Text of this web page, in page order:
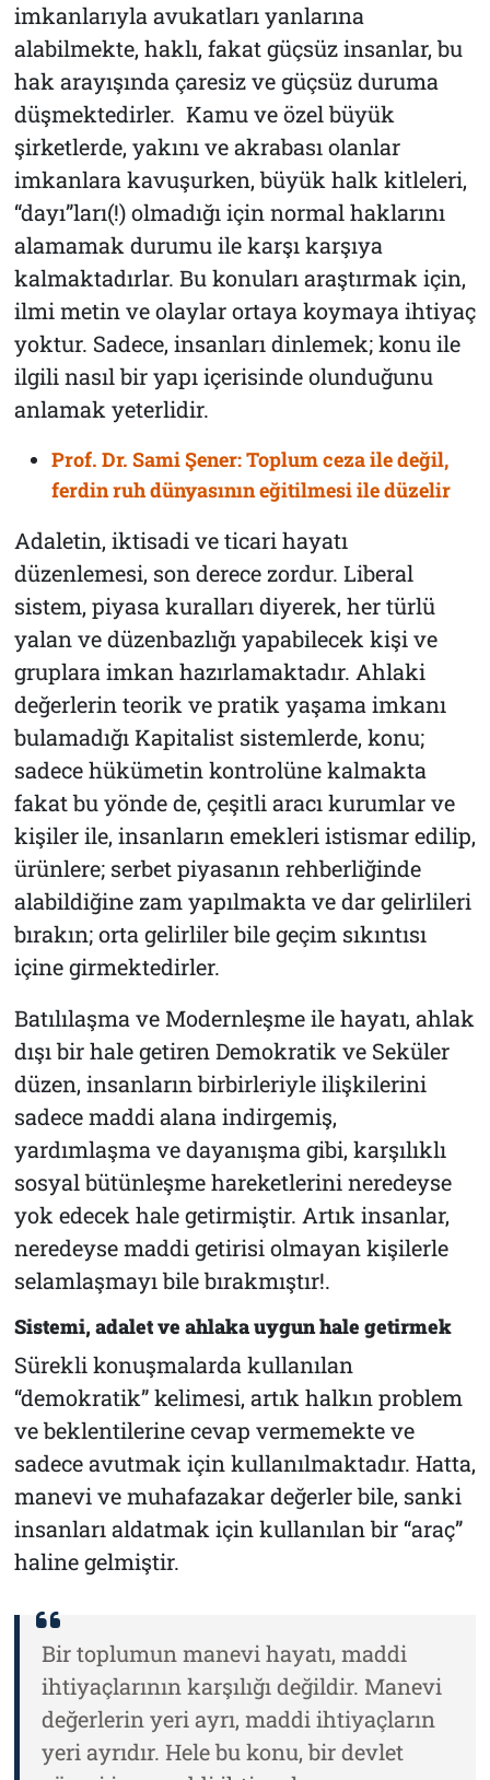
imkanlarıyla avukatları yanlarına
alabilmekte, haklı, fakat güçsüz insanlar, bu
hak arayışında çaresiz ve güçsüz duruma
düşmektedirler. Kamu ve özel büyük
şirketlerde, yakını ve akrabası olanlar
imkanlara kavuşurken, büyük halk kitleleri,
“dayı”ları(!) olmadığı için normal haklarını
alamamak durumu ile karşı karşıya
kalmaktadırlar. Bu konuları araştırmak için,
ilmi metin ve olaylar ortaya koymaya ihtiyaç
yoktur. Sadece, insanları dinlemek; konu ile
ilgili nasıl bir yapı içerisinde olunduğunu
anlamak yeterlidir.
Prof. Dr. Sami Şener: Toplum ceza ile değil,
ferdin ruh dünyasının eğitilmesi ile düzelir
Adaletin, iktisadi ve ticari hayatı
düzenlemesi, son derece zordur. Liberal
sistem, piyasa kuralları diyerek, her türlü
yalan ve düzenbazlığı yapabilecek kişi ve
gruplara imkan hazırlamaktadır. Ahlaki
değerlerin teorik ve pratik yaşama imkanı
bulamadığı Kapitalist sistemlerde, konu;
sadece hükümetin kontrolüne kalmakta
fakat bu yönde de, çeşitli aracı kurumlar ve
kişiler ile, insanların emekleri istismar edilip,
ürünlere; serbet piyasanın rehberliğinde
alabildiğine zam yapılmakta ve dar gelirlileri
bırakın; orta gelirliler bile geçim sıkıntısı
içine girmektedirler.
Batılılaşma ve Modernleşme ile hayatı, ahlak
dışı bir hale getiren Demokratik ve Seküler
düzen, insanların birbirleriyle ilişkilerini
sadece maddi alana indirgemiş,
yardımlaşma ve dayanışma gibi, karşılıklı
sosyal bütünleşme hareketlerini neredeyse
yok edecek hale getirmiştir. Artık insanlar,
neredeyse maddi getirisi olmayan kişilerle
selamlaşmayı bile bırakmıştır!.
Sistemi, adalet ve ahlaka uygun hale getirmek
Sürekli konuşmalarda kullanılan
“demokratik” kelimesi, artık halkın problem
ve beklentilerine cevap vermemekte ve
sadece avutmak için kullanılmaktadır. Hatta,
manevi ve muhafazakar değerler bile, sanki
insanları aldatmak için kullanılan bir “araç”
haline gelmiştir.
Bir toplumun manevi hayatı, maddi
ihtiyaçlarının karşılığı değildir. Manevi
değerlerin yeri ayrı, maddi ihtiyaçların
yeri ayrıdır. Hele bu konu, bir devlet